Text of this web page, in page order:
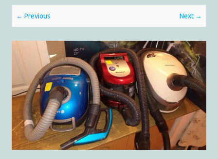
← Previous Next →